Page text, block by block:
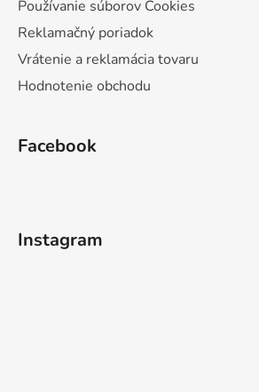
Používanie súborov Cookies
Reklamačný poriadok
Vrátenie a reklamácia tovaru
Hodnotenie obchodu
Facebook
Instagram